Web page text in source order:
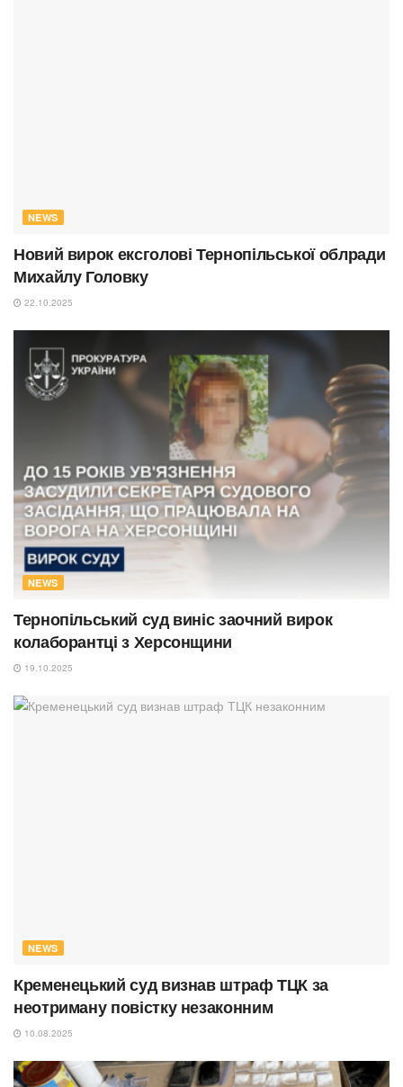
NEWS
Новий вирок ексголові Тернопільської облради
Михайлу Головку
22.10.2025
NEWS
Тернопільський суд виніс заочний вирок
колаборантці з Херсонщини
19.10.2025
NEWS
Кременецький суд визнав штраф ТЦК за
неотриману повістку незаконним
10.08.2025